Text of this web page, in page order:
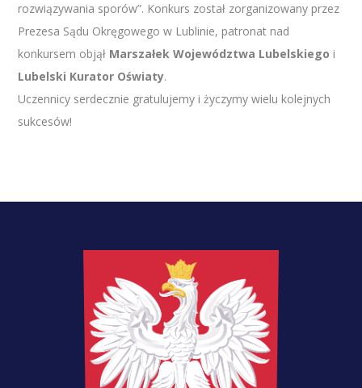
rozwiązywania sporów”. Konkurs został zorganizowany przez
Prezesa Sądu Okręgowego w Lublinie, patronat nad
konkursem objął Marszałek Województwa Lubelskiego i
Lubelski Kurator Oświaty.
Uczennicy serdecznie gratulujemy i życzymy wielu kolejnych
sukcesów!